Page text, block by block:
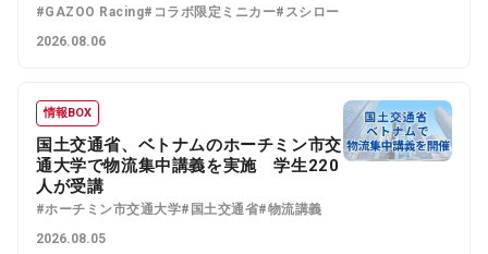
#GAZOO Racing#コラボ限定ミニカー#スシロー
2026.08.06
情報BOX
国土交通省、ベトナムのホーチミン市交
通大学で物流集中講義を実施 学生220
人が受講
#ホーチミン市交通大学#国土交通省#物流講義
2026.08.05